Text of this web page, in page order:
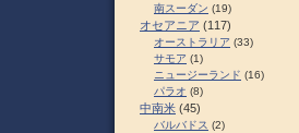
南スーダン (19)
オセアニア (117)
オーストラリア (33)
サモア (1)
ニュージーランド (16)
パラオ (8)
中南米 (45)
バルバドス (2)